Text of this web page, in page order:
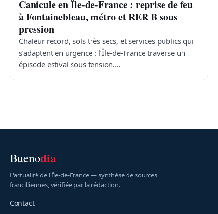
Canicule en Île-de-France : reprise de feu
à Fontainebleau, métro et RER B sous
pression
Chaleur record, sols très secs, et services publics qui
s’adaptent en urgence : l’Île-de-France traverse un
épisode estival sous tension.…
Buenodia
L'actualité de l'Île-de-France — synthèse de sources
francilliennes, vérifiée par la rédaction.
Contact